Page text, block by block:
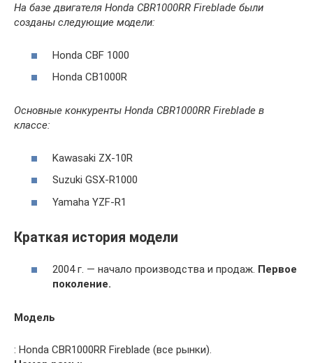
На базе двигателя Honda CBR1000RR Fireblade были
созданы следующие модели:
Honda CBF 1000
Honda CB1000R
Основные конкуренты Honda CBR1000RR Fireblade в
классе:
Kawasaki ZX-10R
Suzuki GSX-R1000
Yamaha YZF-R1
Краткая история модели
2004 г. — начало производства и продаж. Первое
поколение.
Модель
: Honda CBR1000RR Fireblade (все рынки).